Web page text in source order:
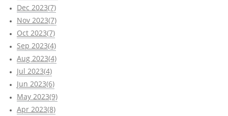
Dec 2023(7)
Nov 2023(7)
Oct 2023(7)
Sep 2023(4)
Aug 2023(4)
Jul 2023(4)
Jun 2023(6)
May 2023(9)
Apr 2023(8)